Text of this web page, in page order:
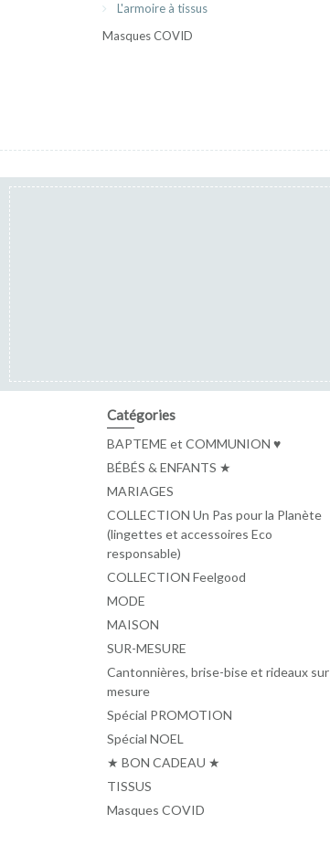
L'armoire à tissus
Masques COVID
Catégories
BAPTEME et COMMUNION ♥
BÉBÉS & ENFANTS ★
MARIAGES
COLLECTION Un Pas pour la Planète
(lingettes et accessoires Eco
responsable)
COLLECTION Feelgood
MODE
MAISON
SUR-MESURE
Cantonnières, brise-bise et rideaux sur
mesure
Spécial PROMOTION
Spécial NOEL
★ BON CADEAU ★
TISSUS
Masques COVID